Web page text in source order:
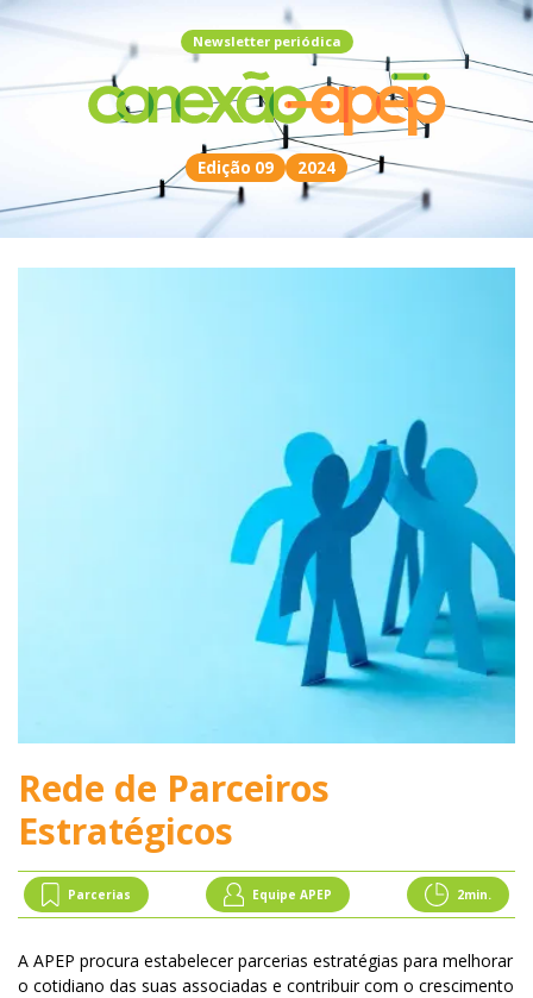
Newsletter periódica
Edição 09 2024
Rede de Parceiros
Estratégicos
Parcerias Equipe APEP 2min.
A APEP procura estabelecer parcerias estratégias para melhorar
o cotidiano das suas associadas e contribuir com o crescimento